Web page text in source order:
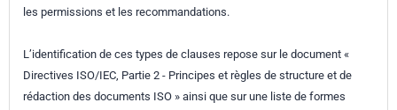
les permissions et les recommandations.
L’identification de ces types de clauses repose sur le document «
Directives ISO/IEC, Partie 2 - Principes et règles de structure et de
rédaction des documents ISO » ainsi que sur une liste de formes